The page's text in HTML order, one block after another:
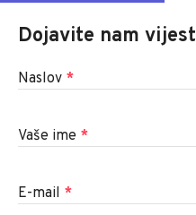
Dojavite nam vijest
Naslov *
Vaše ime *
E-mail *